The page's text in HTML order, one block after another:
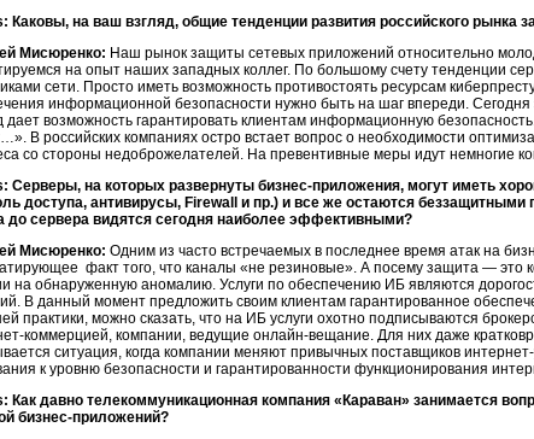
Каковы, на ваш взгляд, общие тенденции развития российского
Мисюренко: Наш рынок защиты сетевых приложений относительно
на опыт наших западных коллег. По большому счету тенденции
сети. Просто иметь возможность противостоять ресурсам
информационной безопасности нужно быть на шаг впереди.
дает возможность гарантировать клиентам информационную
В российских компаниях остро встает вопрос о необходимости
со стороны недоброжелателей. На превентивные меры идут немногие
Серверы, на которых развернуты бизнес-приложения, могут иметь
доступа, антивирусы, Firewall и пр.) и все же остаются
до сервера видятся сегодня наиболее эффективными?
Мисюренко: Одним из часто встречаемых в последнее время атак на
факт того, что каналы «не резиновые». А посему защита —
на обнаруженную аномалию. Услуги по обеспечению ИБ являются
В данный момент предложить своим клиентам гарантированное
практики, можно сказать, что на ИБ услуги охотно подписываются
коммерцией, компании, ведущие онлайн-вещание. Для них даже
ситуация, когда компании меняют привычных поставщиков интернет-
к уровню безопасности и гарантированности функционирования
Как давно телекоммуникационная компания «Караван» занимается
бизнес-приложений?